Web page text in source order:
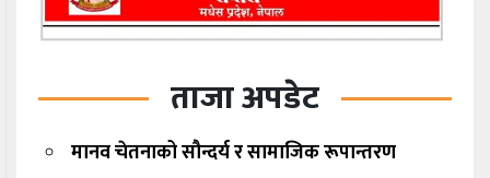
ताजा अपडेट
मानव चेतनाको सौन्दर्य र सामाजिक रूपान्तरण